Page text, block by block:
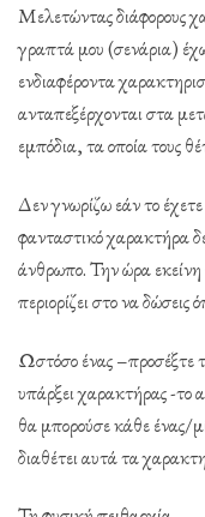
Μελετώντας διάφορους
γραπτά μου (σενάρια)
ενδιαφέροντα
ανταπεξέρχονται στα
εμπόδια, τα οποία τους
Δεν γνωρίζω εάν το
φανταστικό χαρακτήρα
άνθρωπο. Την ώρα εκείνη
περιορίζει στο να δώσεις
Ωστόσο ένας –προσέξτε
υπάρξει χαρακτήρας -το
θα μπορούσε κάθε ένας/
διαθέτει αυτά τα